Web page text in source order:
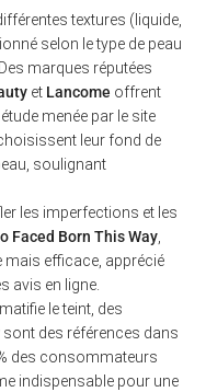
textures (liquide,
selon le type de peau
marques réputées
et Lancome offrent
menée par le site
leur fond de
soulignant
les imperfections et les
Faced Born This Way,
efficace, apprécié
avis en ligne.
le teint, des
sont des références dans
des consommateurs
indispensable pour une